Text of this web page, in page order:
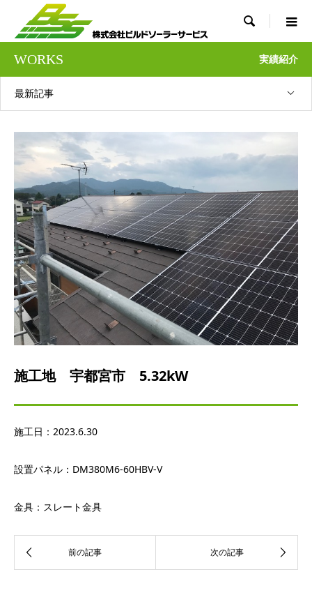

WORKS 実績紹介
最新記事
施工地 宇都宮市 5.32kW
施工日： 2023.6.30
設置パネル： DM380M6-60HBV-V
金具：スレート金具